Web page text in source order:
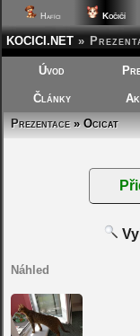
Hafíci Kočičí
KOCICI.NET »
Úvod
Články
Prezentace» Ocicat
Náhled